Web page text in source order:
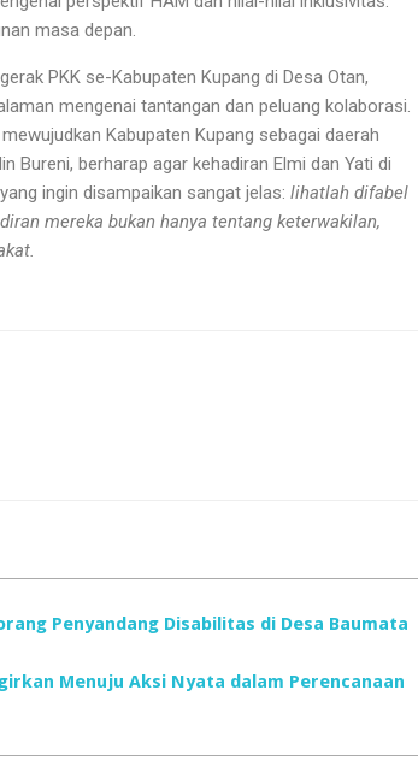
masa depan.
PKK se-Kabupaten Kupang di Desa Otan,
mengenai tantangan dan peluang kolaborasi.
Kabupaten Kupang sebagai daerah
Bureni, berharap agar kehadiran Elmi dan Yati di
ingin disampaikan sangat jelas: lihatlah difabel
mereka bukan hanya tentang keterwakilan,
Penyandang Disabilitas di Desa Baumata
Menuju Aksi Nyata dalam Perencanaan